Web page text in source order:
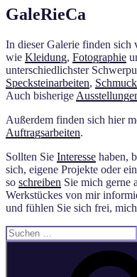
GaleRieCa
In dieser Galerie finden sich
wie Kleidung, Fotographie
unterschiedlichster
Specksteinarbeiten, Schmuck
Auch bisherige
Außerdem finden sich hier
Auftragsarbeiten.
Sollten Sie Interesse haben,
sich, eigene Projekte oder
so schreiben Sie mich gerne
Werkstückes von mir
und fühlen Sie sich frei,
Suche
nach: